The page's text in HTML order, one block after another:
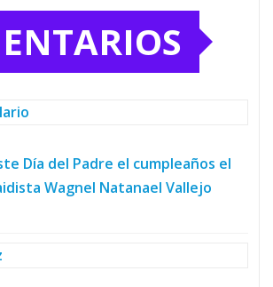
Día del Padre el cumpleaños el
Wagnel Natanael Vallejo